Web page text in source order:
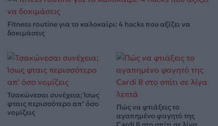
Fitness routine για το καλοκαίρι: 4 hacks που αξίζει να
δοκιμάσεις
Τσακώνεσαι συνέχεια; Ίσως
φταις περισσότερο απ’ όσο
νομίζεις
Πώς να φτιάξεις το
αγαπημένο φαγητό της